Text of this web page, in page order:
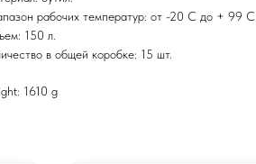
рабочих температур: от -20 С до + 99 С.
150 л.
в общей коробке: 15 шт.
1610 g